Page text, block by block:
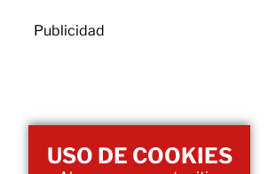
Publicidad
USO DE COOKIES